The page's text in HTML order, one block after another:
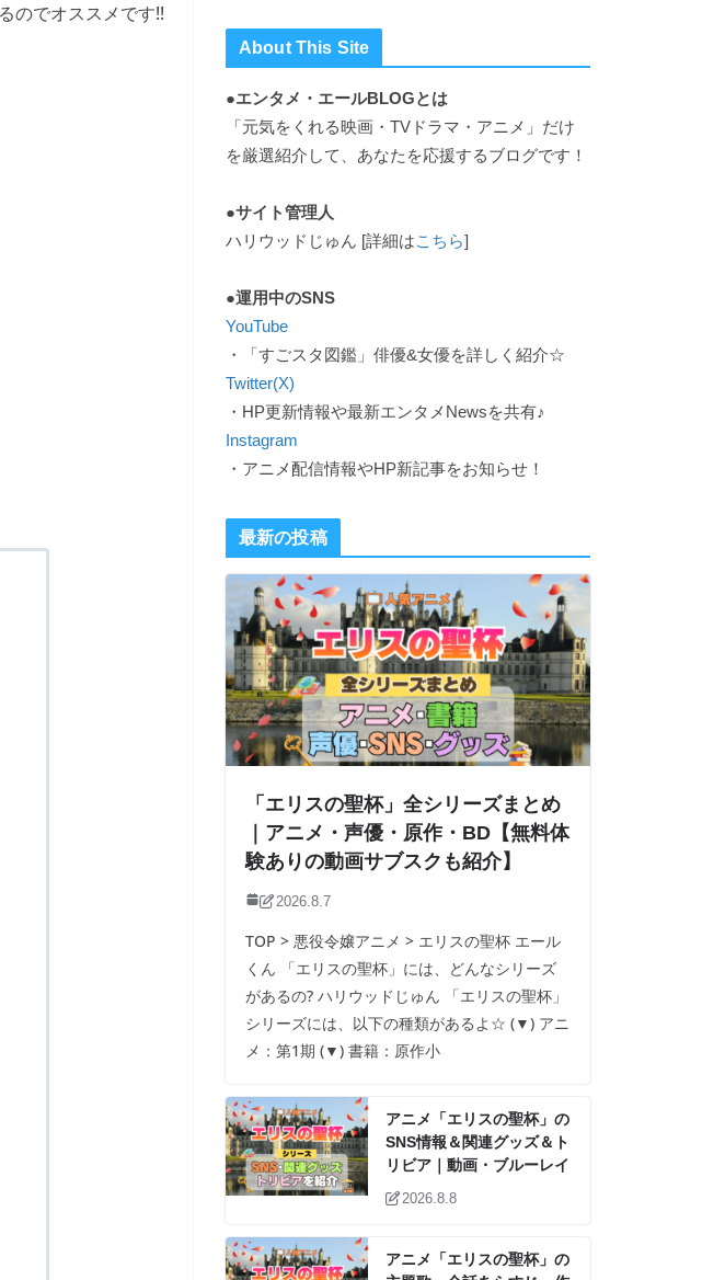
のでオススメです!!
About This Site
●エンタメ・エールBLOGとは
「元気をくれる映画・TVドラマ・アニメ」だけ
を厳選紹介して、あなたを応援するブログです！
●サイト管理人
ハリウッドじゅん [詳細はこちら]
●運用中のSNS
YouTube
・「すごスタ図鑑」俳優&女優を詳しく紹介☆
Twitter(X)
・HP更新情報や最新エンタメNewsを共有♪
Instagram
・アニメ配信情報やHP新記事をお知らせ！
最新の投稿
「エリスの聖杯」全シリーズまとめ
｜アニメ・声優・原作・BD【無料体
験ありの動画サブスクも紹介】
2026.8.7
TOP > 悪役令嬢アニメ > エリスの聖杯 エール
くん 「エリスの聖杯」には、どんなシリーズ
があるの? ハリウッドじゅん 「エリスの聖杯」
シリーズには、以下の種類があるよ☆ (▼) アニ
メ：第1期 (▼) 書籍：原作小
アニメ「エリスの聖杯」の
SNS情報＆関連グッズ＆ト
リビア｜動画・ブルーレイ
2026.8.8
アニメ「エリスの聖杯」の